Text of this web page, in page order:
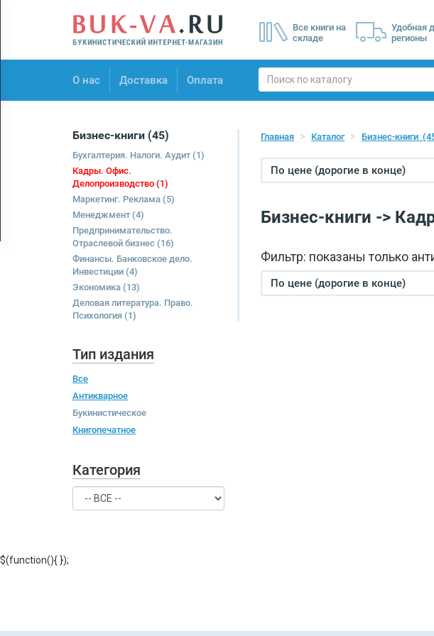
Все книги на
складе
Удобная
регионы
О нас Доставка Оплата
О нас
Бизнес-книги (45)
Бухгалтерия. Налоги. Аудит(1)
Кадры. Офис.
Делопроизводство (1)
Маркетинг. Реклама (5)
Менеджмент(4)
Предпринимательство.
Отраслевой бизнес (16)
Финансы. Банковское дело.
Инвестиции (4)
Экономика (13)
Деловая литература. Право.
Психология (1)
Тип издания
Все
Антикварное
Букинистическое
Книгопечатное
Категория
Главная Каталог Бизнес-книги
По цене (дорогие в конце)
Бизнес-книги ->
Фильтр: показаны только
По цене (дорогие в конце)
$(function(){ });